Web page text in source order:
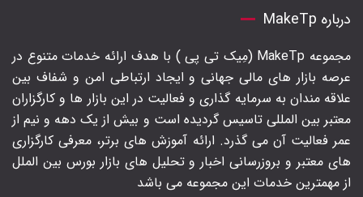
درباره MakeTp
مجموعه MakeTp (مِیک تی پی ) با هدف ارائه خدمات متنوع در
عرصه بازار های مالی جهانی و ایجاد ارتباطی امن و شفاف بین
علاقه مندان به سرمایه گذاری و فعالیت در این بازار ها و کارگزاران
معتبر بین المللی تاسیس گردیده است و بیش از یک دهه و نیم از
عمر فعالیت آن می گذرد. ارائه آموزش های برتر‍، معرفی کارگزاری
های معتبر و بروزرسانی اخبار و تحلیل های بازار بورس بین الملل
از مهمترین خدمات این مجموعه می باشد